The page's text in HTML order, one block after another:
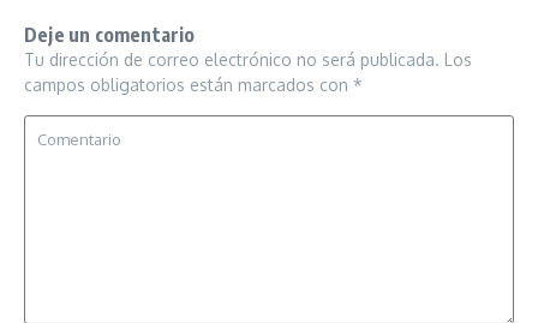
Deje un comentario
Tu dirección de correo electrónico no será publicada. Los
campos obligatorios están marcados con *